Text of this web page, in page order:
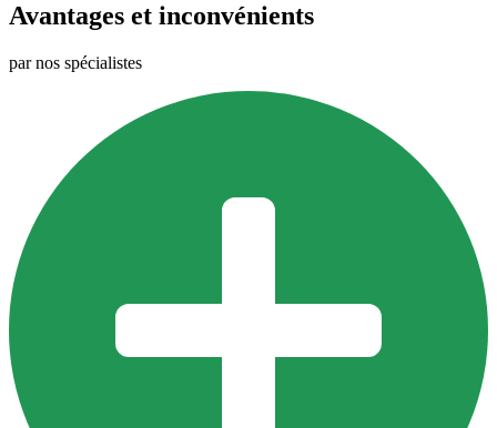
Avantages et inconvénients
par nos spécialistes